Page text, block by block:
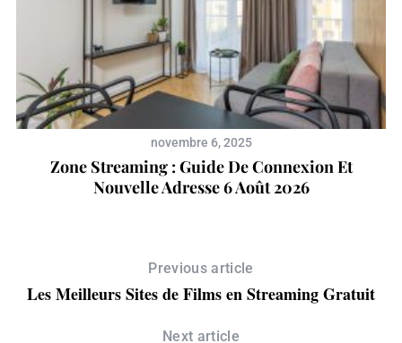
novembre 6, 2025
Zone Streaming : Guide De Connexion Et
Nouvelle Adresse 6 Août 2026
Previous article
Les Meilleurs Sites de Films en Streaming Gratuit
Next article